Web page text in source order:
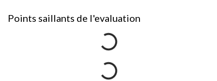
Points saillants de l'evaluation